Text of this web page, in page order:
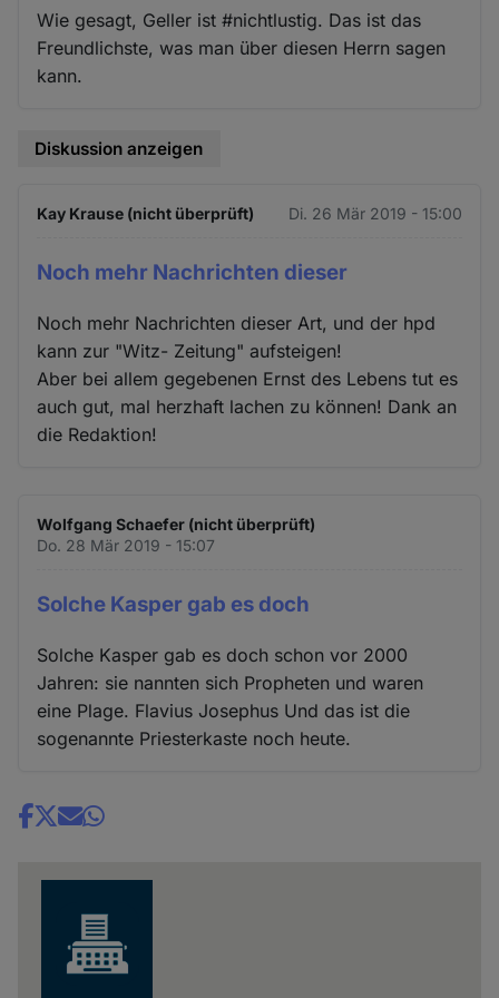
Wie gesagt, Geller ist #nichtlustig. Das ist das
Freundlichste, was man über diesen Herrn sagen
kann.
Diskussion anzeigen
Kay Krause (nicht überprüft) Di. 26 Mär 2019 - 15:00
Noch mehr Nachrichten dieser
Noch mehr Nachrichten dieser Art, und der hpd
kann zur "Witz- Zeitung" aufsteigen!
Aber bei allem gegebenen Ernst des Lebens tut es
auch gut, mal herzhaft lachen zu können! Dank an
die Redaktion!
Wolfgang Schaefer (nicht überprüft)
Do. 28 Mär 2019 - 15:07
Solche Kasper gab es doch
Solche Kasper gab es doch schon vor 2000
Jahren: sie nannten sich Propheten und waren
eine Plage. Flavius Josephus Und das ist die
sogenannte Priesterkaste noch heute.
Share
und
Cookies